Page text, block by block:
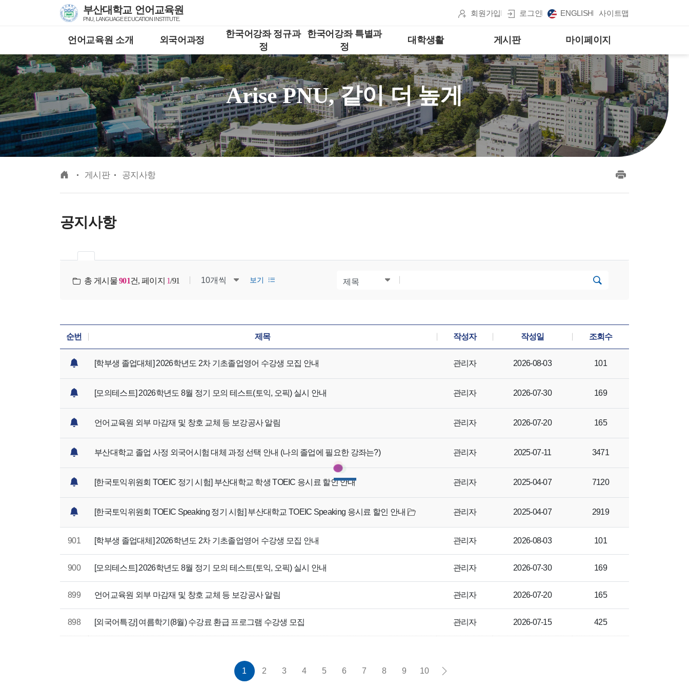
부산대학교 언어교육원
PNU, LANGUAGE EDUCATION INSTITUTE.
회원가입 로그인 ENGLISH 사이트맵
언어교육원 소개 외국어과정
한국어강좌 정규과
정
한국어강좌 특별과
정
대학생활 게시판 마이페이지
Arise PNU, 같이 더 높게
메인 게시판 공지사항
공지사항
총 게시물901건, 페이지 1/91 한번에 보여질 게시물 갯수
보기 검색
순번 제목 작성자 작성일 조회수
[학부생 졸업대체] 2026학년도 2차 기초졸업영어 수강생 모집 안내 관리자 2026-08-03 101
[모의테스트] 2026학년도 8월 정기 모의 테스트(토익, 오픽) 실시 안내 관리자 2026-07-30 169
언어교육원 외부 마감재 및 창호 교체 등 보강공사 알림 관리자 2026-07-20 165
부산대학교 졸업 사정 외국어시험 대체 과정 선택 안내 (나의 졸업에 필요한 강좌는?) 관리자 2025-07-11 3471
[한국토익위원회 TOEIC 정기 시험] 부산대학교 학생 TOEIC 응시료 할인 안내 관리자 2025-04-07 7120
[한국토익위원회 TOEIC Speaking 정기 시험] 부산대학교 TOEIC Speaking 응시료 할인 안내 관리자 2025-04-07 2919
901 [학부생 졸업대체] 2026학년도 2차 기초졸업영어 수강생 모집 안내 관리자 2026-08-03 101
900 [모의테스트] 2026학년도 8월 정기 모의 테스트(토익, 오픽) 실시 안내 관리자 2026-07-30 169
899 언어교육원 외부 마감재 및 창호 교체 등 보강공사 알림 관리자 2026-07-20 165
898 [외국어특강] 여름학기(8월) 수강료 환급 프로그램 수강생 모집 관리자 2026-07-15 425
1 2 3 4 5 6 7 8 9 10